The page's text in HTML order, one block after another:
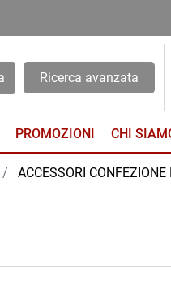
Ricerca avanzata
PROMOZIONI CHI
ACCESSORI CONFEZIONE